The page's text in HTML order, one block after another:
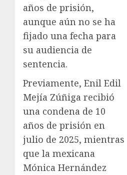
años de prisión,
aunque aún no se ha
fijado una fecha para
su audiencia de
sentencia.
Previamente, Enil Edil
Mejía Zúñiga recibió
una condena de 10
años de prisión en
julio de 2025, mientras
que la mexicana
Mónica Hernández